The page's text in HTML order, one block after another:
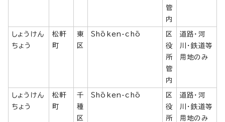
管
内
しょうけん
ちょう
松軒
町
東
区
Shōken-chō
区
役
所
管
内
道路・河
川・鉄道等
用地のみ
しょうけん
ちょう
松軒
町
千
種
区
Shōken-chō
区
役
所
道路・河
川・鉄道等
用地のみ